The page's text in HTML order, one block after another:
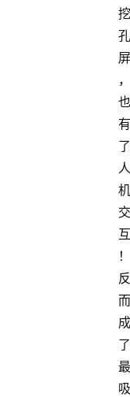
挖
孔
屏
，
也
有
了
人
机
交
互
！
反
而
成
了
最
吸